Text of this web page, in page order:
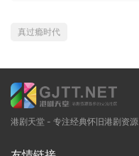
真过瘾时代
港剧天堂 - 专注经典怀旧港剧资源